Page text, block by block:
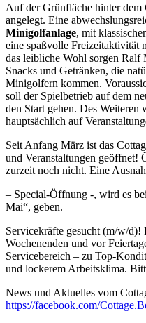
Auf der Grünfläche hinter dem
angelegt. Eine
Minigolfanlage, mit
eine spaßvolle Freizeitaktivität
das leibliche Wohl sorgen Ralf
Snacks und Getränken, die
Minigolfern kommen.
soll der Spielbetrieb auf dem
den Start gehen. Des
hauptsächlich auf
Seit Anfang März ist das
und Veranstaltungen geöffnet!
zurzeit noch nicht. Eine
– Special-Öffnung -, wird es
Mai“, geben.
Servicekräfte gesucht (m/w/d)!
Wochenenden und vor
Servicebereich – zu Top-
und lockerem Arbeitsklima.
News und Aktuelles vom
https://facebook.com/